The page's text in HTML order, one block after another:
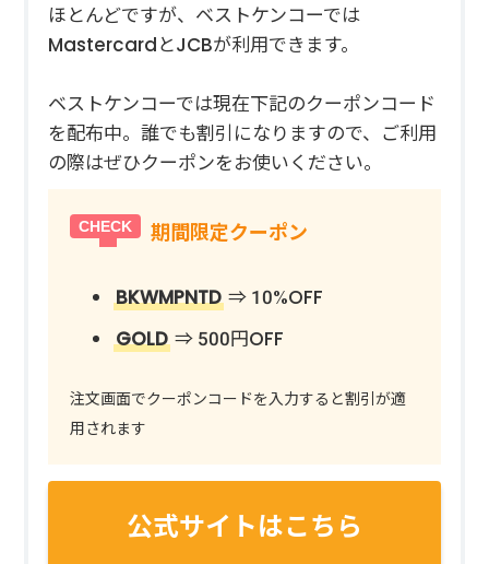
ほとんどですが、ベストケンコーでは
MastercardとJCBが利用できます。
ベストケンコーでは現在下記のクーポンコード
を配布中。誰でも割引になりますので、ご利用
の際はぜひクーポンをお使いください。
期間限定クーポン
BKWMPNTD ⇒ 10%OFF
GOLD ⇒ 500円OFF
注文画面でクーポンコードを入力すると割引が適
用されます
公式サイトはこちら